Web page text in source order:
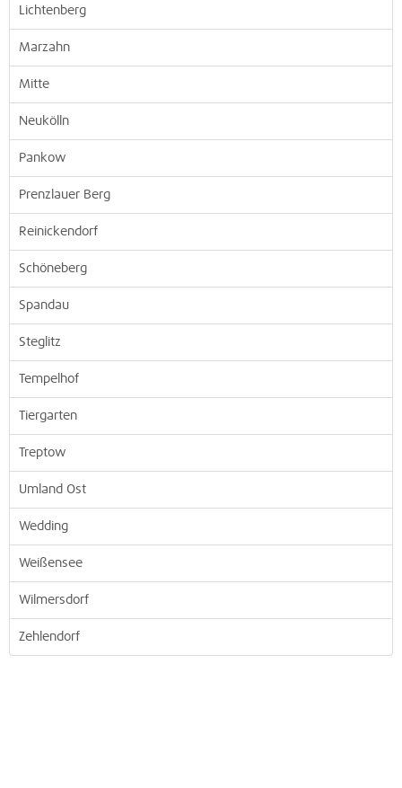
Lichtenberg
Marzahn
Mitte
Neukölln
Pankow
Prenzlauer Berg
Reinickendorf
Schöneberg
Spandau
Steglitz
Tempelhof
Tiergarten
Treptow
Umland Ost
Wedding
Weißensee
Wilmersdorf
Zehlendorf